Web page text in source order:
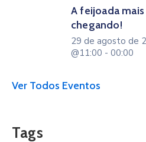
A feijoada
chegando!
29 de agosto de
@11:00 - 00:00
Ver Todos Eventos
Tags